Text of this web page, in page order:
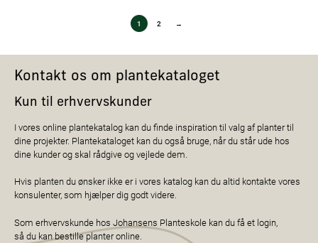
1 2 →
Kontakt os om plantekataloget
Kun til erhvervskunder
I vores online plantekatalog kan du finde inspiration til valg af planter til
dine projekter. Plantekataloget kan du også bruge, når du står ude hos
dine kunder og skal rådgive og vejlede dem.
Hvis planten du ønsker ikke er i vores katalog kan du altid kontakte vores
konsulenter, som hjælper dig godt videre.
Som erhvervskunde hos Johansens Planteskole kan du få et login,
så du kan bestille planter online.